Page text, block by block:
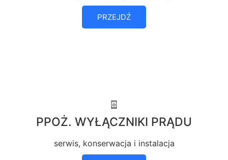
PRZEJDŹ
PPOŻ. WYŁĄCZNIKI PRĄDU
serwis, konserwacja i instalacja